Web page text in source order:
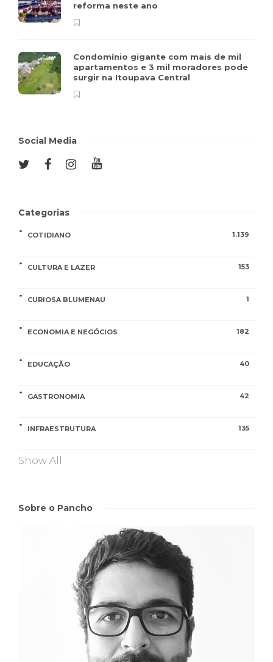
reforma neste ano
Condomínio gigante com mais de mil
apartamentos e 3 mil moradores pode
surgir na Itoupava Central
Social Media
Categorias
COTIDIANO 1.139
CULTURA E LAZER 153
CURIOSA BLUMENAU 1
ECONOMIA E NEGÓCIOS 182
EDUCAÇÃO 40
GASTRONOMIA 42
INFRAESTRUTURA 135
Show All
Sobre o Pancho